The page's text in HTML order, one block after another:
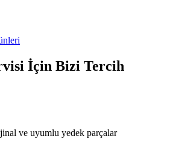
İçin Bizi Tercih
ve uyumlu yedek parçalar